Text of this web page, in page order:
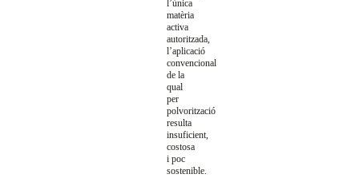
l’única
matèria
activa
autoritzada,
l’aplicació
convencional
de la
qual
per
polvorització
resulta
insuficient,
costosa
i poc
sostenible.